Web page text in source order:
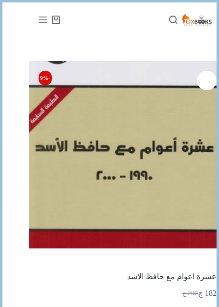
المحتوى
عربة
-9%
عشرة اعوام مع حافظ الاسد
200 ج
السعر
182 جالسعر